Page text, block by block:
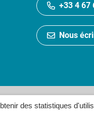
des statistiques
+33 4 67
Nous